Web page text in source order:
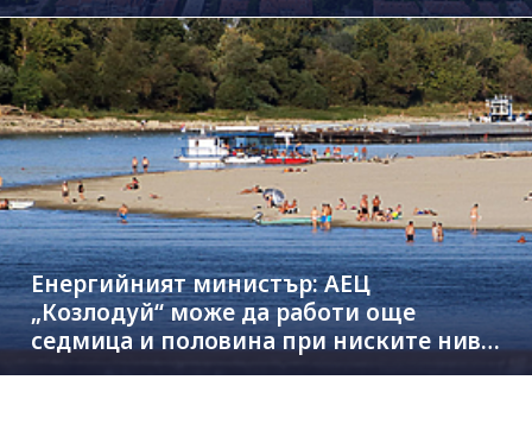
Енергийният министър: АЕЦ
„Козлодуй“ може да работи още
седмица и половина при ниските нива
на Дунав